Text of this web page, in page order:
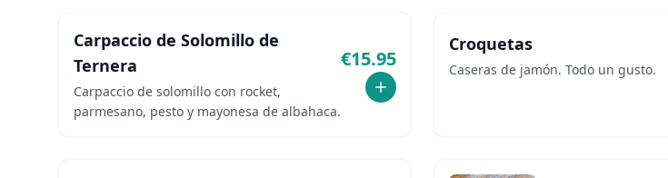
Carpaccio de Solomillo de
Ternera
Carpaccio de solomillo con rocket,
parmesano, pesto y mayonesa de albahaca.
€15.95
Croquetas
Caseras de jamón. Todo un gusto.